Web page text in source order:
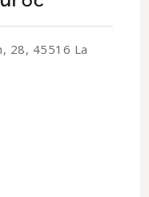
28, 45516 La